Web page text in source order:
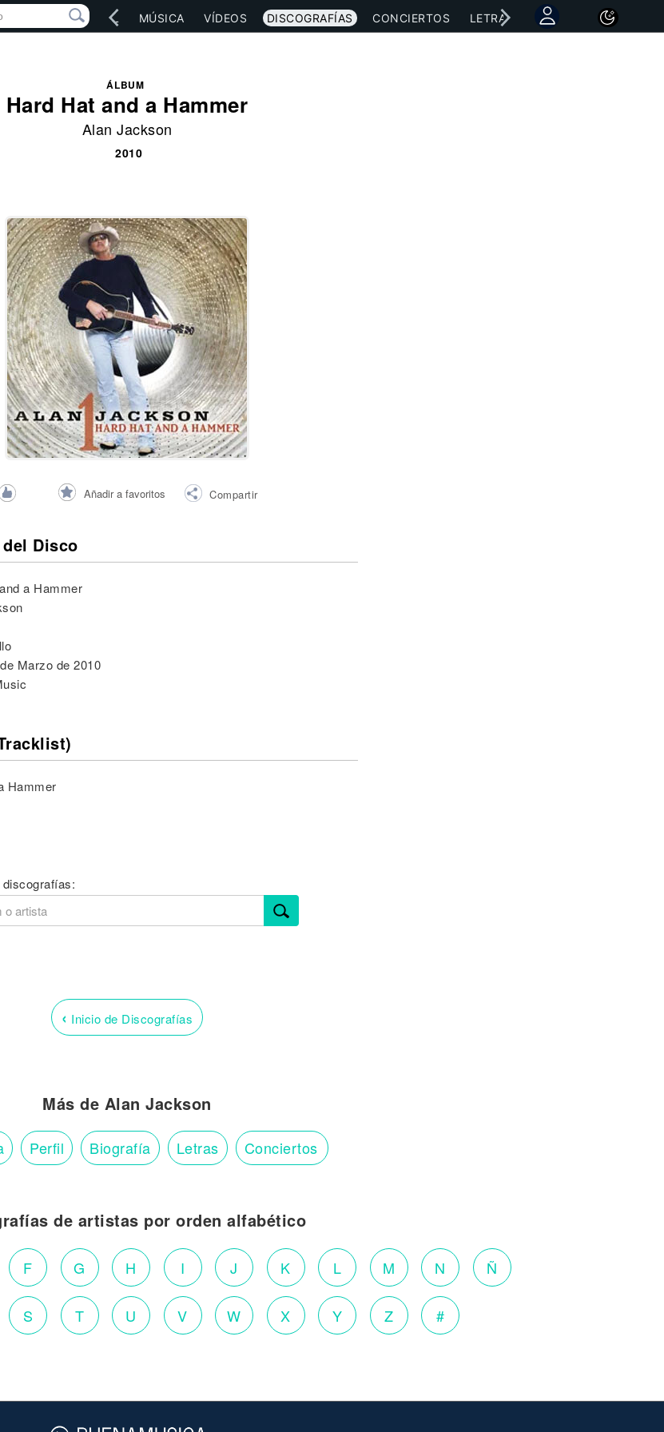
RED SOCIAL MÚSICA VÍDEOS DISCOGRAFÍAS CONCIERTOS LETRAS NOTICIAS
ÁLBUM
Hard Hat and a Hammer
Alan Jackson
2010
Añadir a favoritos Compartir
Disco
a Hammer
Marzo de 2010
Hammer
‹ Inicio de Discografías
Más de Alan Jackson
Perfil Biografía Letras Conciertos
de artistas por orden alfabético
F G H I J K L M N Ñ
S T U V W X Y Z #